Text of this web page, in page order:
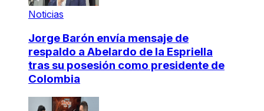
Noticias
Jorge Barón envía mensaje de
respaldo a Abelardo de la Espriella
tras su posesión como presidente de
Colombia